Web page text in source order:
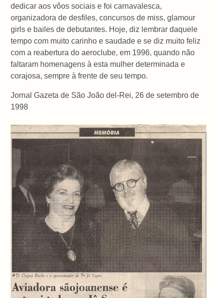
dedicar aos vôos sociais e foi carnavalesca,
organizadora de desfiles, concursos de miss, glamour
girls e bailes de debutantes. Hoje, diz lembrar daquele
tempo com muito carinho e saudade e se diz muito feliz
com a reabertura do aeroclube, em 1996, quando não
faltaram homenagens à esta mulher determinada e
corajosa, sempre à frente de seu tempo.
Jornal Gazeta de São João del-Rei, 26 de setembro de
1998